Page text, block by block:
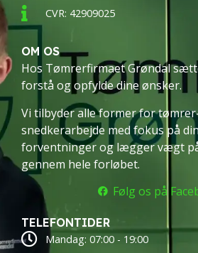
CVR: 42909025
OM OS
Hos Tømrerfirmaet Grøndal
forstå og opfylde dine ønsker.
Vi tilbyder alle former for
snedkerarbejde med fokus på
forventninger og lægger vægt
gennem hele forløbet.
Følg os på
TELEFONTIDER
Mandag: 07:00 - 19:00